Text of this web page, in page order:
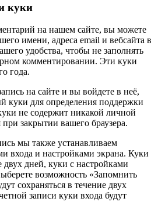
куки
на нашем сайте, вы можете
имени, адреса email и вебсайта в
удобства, чтобы не заполнять
комментировании. Эти куки
года.
на сайте и вы войдете в неё,
куки для определения поддержки
не содержит никакой личной
закрытии вашего браузера.
мы также устанавливаем
входа и настройками экрана. Куки
двух дней, куки с настройками
возможность «Запомнить
сохраняться в течение двух
записи куки входа будут